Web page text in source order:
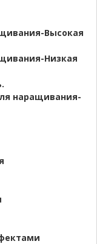
Высокая
Низкая
наращивания-